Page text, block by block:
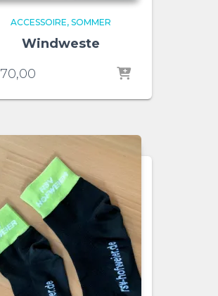
ACCESSOIRE SOMMER
Windweste
70,00